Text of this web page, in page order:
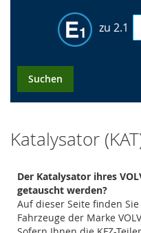
zu 2.1
Suchen
Katalysator
Der Katalysator ihres
getauscht werden?
Auf dieser Seite finden
Fahrzeuge der Marke